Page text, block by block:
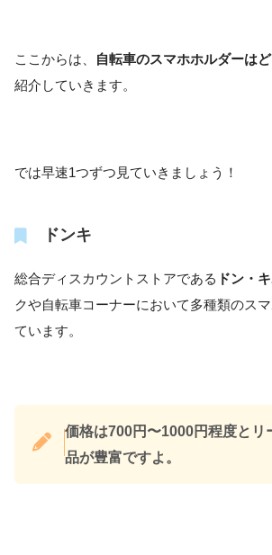
ここからは、 自転車のスマホホルダーは
紹介していきます。
では早速1つずつ見ていきましょう！
ドンキ
総合ディスカウントストアである ドン・
クや自転車コーナーにおいて多種類のス
ています。
価格は700円〜1000円程度とリ
品が豊富ですよ。